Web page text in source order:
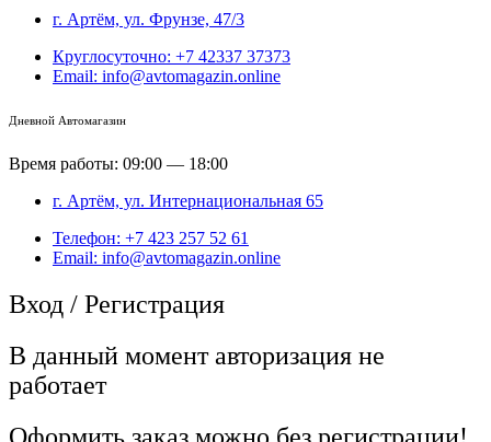
г. Артём, ул. Фрунзе, 47/3
Круглосуточно: +7 42337 37373
Email: info@avtomagazin.online
Дневной Автомагазин
Время работы: 09:00 — 18:00
г. Артём, ул. Интернациональная 65
Телефон: +7 423 257 52 61
Email: info@avtomagazin.online
Вход / Регистрация
В данный момент авторизация не
работает